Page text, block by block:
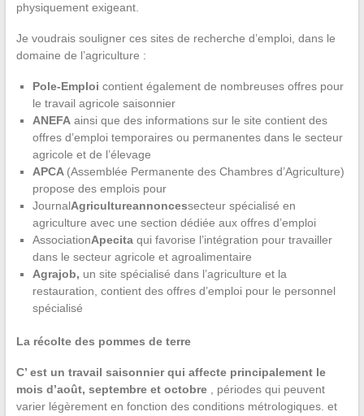
physiquement exigeant.
Je voudrais souligner ces sites de recherche d’emploi, dans le
domaine de l’agriculture :
Pole-Emploi contient également de nombreuses offres pour
le travail agricole saisonnier
ANEFAainsi que des informations sur le site contient des
offres d’emploi temporaires ou permanentes dans le secteur
agricole et de l’élevage
APCA (Assemblée Permanente des Chambres d’Agriculture)
propose des emplois pour
JournalAgricultureannoncessecteur spécialisé en
agriculture avec une section dédiée aux offres d’emploi
AssociationApecitaqui favorise l’intégration pour travailler
dans le secteur agricole et agroalimentaire
Agrajob, un site spécialisé dans l’agriculture et la
restauration, contient des offres d’emploi pour le personnel
spécialisé
La récolte des pommes de terre
C’ est un travail saisonnier qui affecte principalement le
mois d’août, septembre et octobre, périodes qui peuvent
varier légèrement en fonction des conditions métrologiques. et